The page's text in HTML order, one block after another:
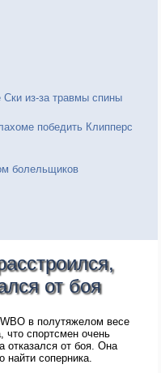
Ски из-за травмы спины
победить Клипперс
болельщиков
от боя
в полутяжелом весе
что спортсмен очень
отказался от боя. Она
найти соперника.